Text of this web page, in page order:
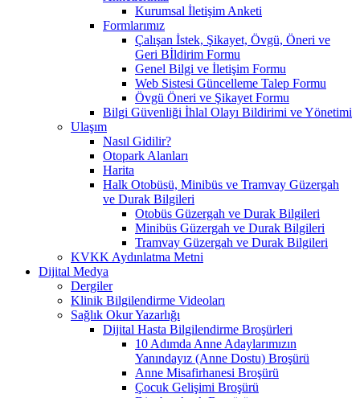
Kurumsal İletişim Anketi
Formlarımız
Çalışan İstek, Şikayet, Övgü, Öneri ve
Geri Bİldirim Formu
Genel Bilgi ve İletişim Formu
Web Sistesi Güncelleme Talep Formu
Övgü Öneri ve Şikayet Formu
Bilgi Güvenliği İhlal Olayı Bildirimi ve Yönetimi
Ulaşım
Nasıl Gidilir?
Otopark Alanları
Harita
Halk Otobüsü, Minibüs ve Tramvay Güzergah
ve Durak Bilgileri
Otobüs Güzergah ve Durak Bilgileri
Minibüs Güzergah ve Durak Bilgileri
Tramvay Güzergah ve Durak Bilgileri
KVKK Aydınlatma Metni
Dijital Medya
Dergiler
Klinik Bilgilendirme Videoları
Sağlık Okur Yazarlığı
Dijital Hasta Bilgilendirme Broşürleri
10 Adımda Anne Adaylarımızın
Yanındayız (Anne Dostu) Broşürü
Anne Misafirhanesi Broşürü
Çocuk Gelişimi Broşürü